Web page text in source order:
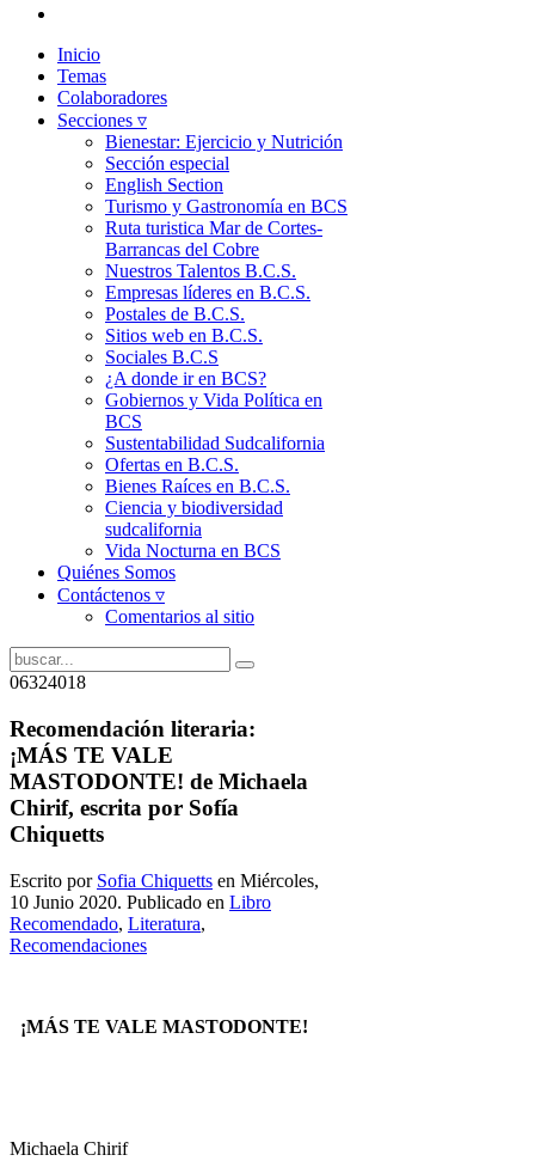
Inicio
Temas
Colaboradores
Secciones ▿
Bienestar: Ejercicio y Nutrición
Sección especial
English Section
Turismo y Gastronomía en BCS
Ruta turistica Mar de Cortes-
Barrancas del Cobre
Nuestros Talentos B.C.S.
Empresas líderes en B.C.S.
Postales de B.C.S.
Sitios web en B.C.S.
Sociales B.C.S
¿A donde ir en BCS?
Gobiernos y Vida Política en
BCS
Sustentabilidad Sudcalifornia
Ofertas en B.C.S.
Bienes Raíces en B.C.S.
Ciencia y biodiversidad
sudcalifornia
Vida Nocturna en BCS
Quiénes Somos
Contáctenos ▿
Comentarios al sitio
06324018
Recomendación literaria:
¡MÁS TE VALE
MASTODONTE! de Michaela
Chirif, escrita por Sofía
Chiquetts
Escrito por Sofia Chiquetts en Miércoles,
10 Junio 2020. Publicado en Libro
Recomendado, Literatura,
Recomendaciones
¡MÁS TE VALE MASTODONTE!
Michaela Chirif